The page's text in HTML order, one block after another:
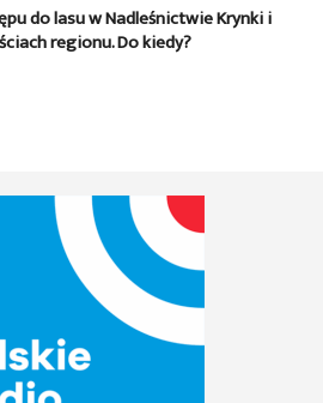
do lasu w Nadleśnictwie Krynki i
regionu. Do kiedy?